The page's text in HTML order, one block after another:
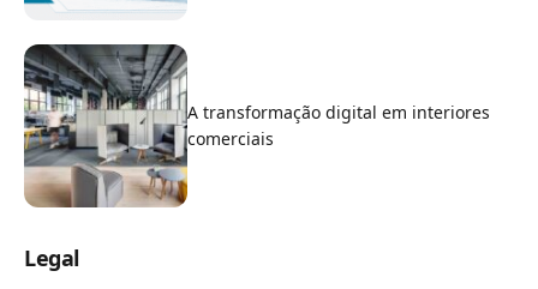
A transformação digital em interiores
comerciais
Legal